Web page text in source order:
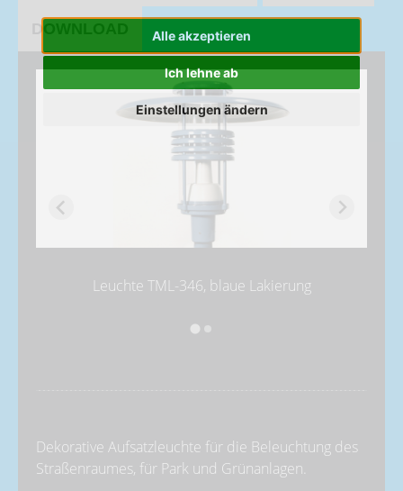
Alle akzeptieren
Ich lehne ab
Einstellungen ändern
Leuchte TML-346, blaue Lakierung
Dekorative Aufsatzleuchte für die Beleuchtung des
Straßenraumes, für Park und Grünanlagen.